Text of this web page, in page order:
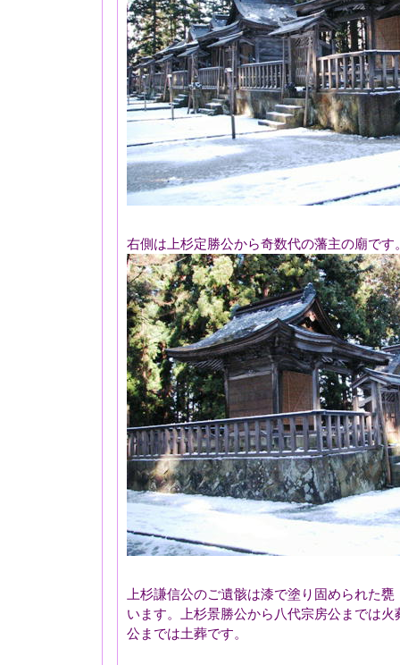
右側は上杉定勝公から奇数代の藩主の廟です
上杉謙信公のご遺骸は漆で塗り固められた
います。上杉景勝公から八代宗房公までは
公までは土葬です。